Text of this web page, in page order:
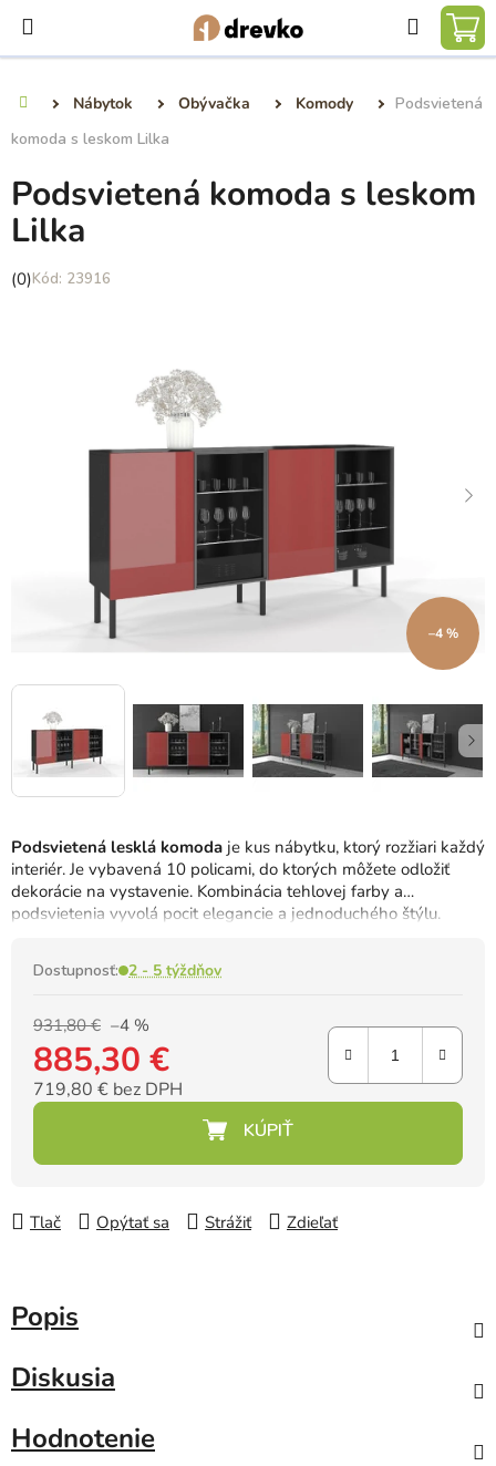
obsah
Hľadať
Nábytok Obývačka Komody
Podsvietená
komoda s leskom Lilka
Podsvietená lesklá komoda je kus nábytku, ktorý rozžiari každý
interiér. Je vybavená 10 policami, do ktorých môžete odložiť
dekorácie na vystavenie. Kombinácia tehlovej farby a
podsvietenia vyvolá pocit elegancie a jednoduchého štýlu.
Dostupnosť: 2 - 5 týždňov
931,80 € –4 %
885,30 €
719,80 € bez DPH
Tlač Opýtať sa Strážiť Zdieľať
Podsvietená komoda s leskom
Lilka
Priemerné
(0) 23916
–4 %
Popis
Diskusia
Hodnotenie